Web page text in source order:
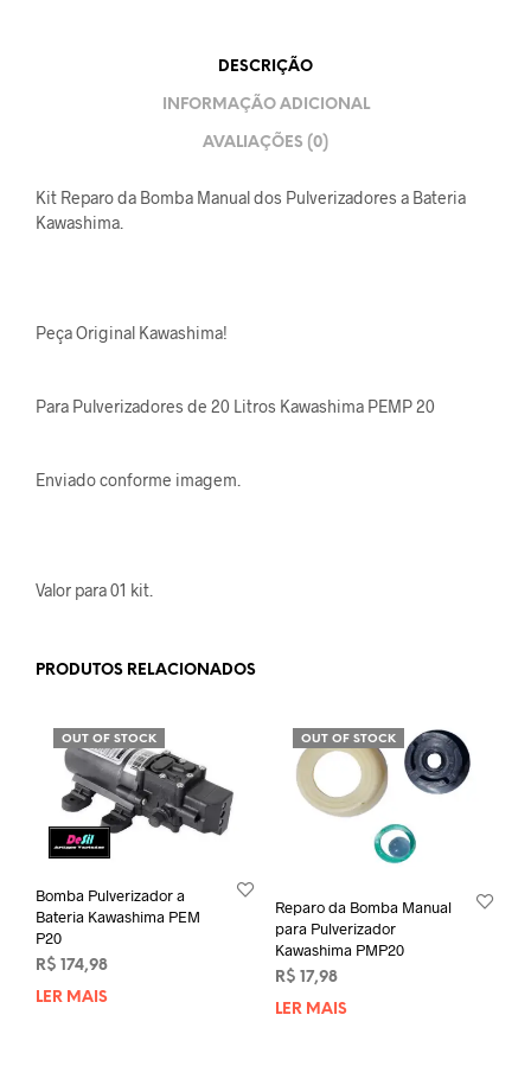
DESCRIÇÃO
INFORMAÇÃO ADICIONAL
AVALIAÇÕES (0)
Kit Reparo da Bomba Manual dos Pulverizadores a Bateria
Kawashima.
Peça Original Kawashima!
Para Pulverizadores de 20 Litros Kawashima PEMP 20
Enviado conforme imagem.
Valor para 01 kit.
PRODUTOS RELACIONADOS
OUT OF STOCK
Bomba Pulverizador a
Bateria Kawashima PEM
P20
R$ 174,98
LER MAIS
OUT OF STOCK
Reparo da Bomba Manual
para Pulverizador
Kawashima PMP20
R$ 17,98
LER MAIS